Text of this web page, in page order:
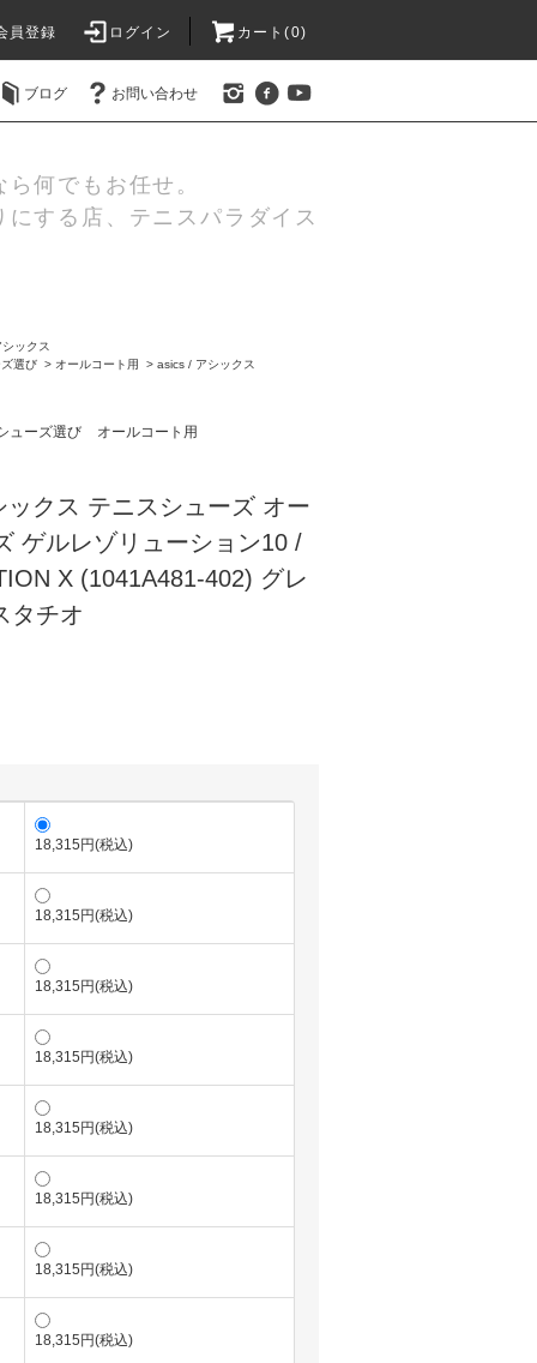
員登録 ログイン カート(0)
ブログ お問い合わせ
何でもお任せ。
にする店、テニスパラダイス
ックス
選び > オールコート用 > asics / アシックス
ューズ選び オールコート用
ックス テニスシューズ オー
ゲルレゾリューション10 /
X (1041A481-402) グレ
タチオ
18,315円(税込)
18,315円(税込)
18,315円(税込)
18,315円(税込)
18,315円(税込)
18,315円(税込)
18,315円(税込)
18,315円(税込)